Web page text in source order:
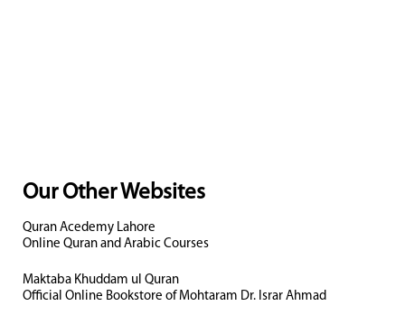
Our Other Websites
Quran Acedemy Lahore
Online Quran and Arabic Courses
Maktaba Khuddam ul Quran
Official Online Bookstore of Mohtaram Dr. Israr Ahmad